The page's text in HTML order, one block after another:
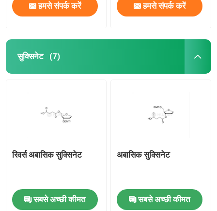
हमसे संपर्क करें हमसे संपर्क करें
सुक्सिनेट (7)
रिवर्स अबासिक सुक्सिनेट
सबसे अच्छी कीमत
अबासिक सुक्सिनेट
सबसे अच्छी कीमत